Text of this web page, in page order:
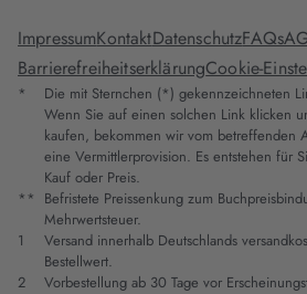
ImpressumKontaktDatenschutzFAQs
BarrierefreiheitserklärungCookie-
*
Die mit Sternchen (*) gekennzeichneten
Wenn Sie auf einen solchen Link klicken
kaufen, bekommen wir vom betreffenden
eine Vermittlerprovision. Es entstehen für
Kauf oder Preis.
** Befristete Preissenkung zum
Mehrwertsteuer.
1
Versand innerhalb Deutschlands
Bestellwert.
2
Vorbestellung ab 30 Tage vor